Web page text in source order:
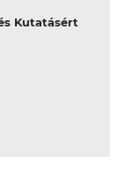
Kutatásért